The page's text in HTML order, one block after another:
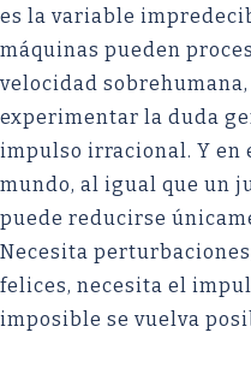
es la variable
máquinas pueden
velocidad
experimentar la duda
impulso irracional. Y en
mundo, al igual que un
puede reducirse
Necesita
felices, necesita el
imposible se vuelva